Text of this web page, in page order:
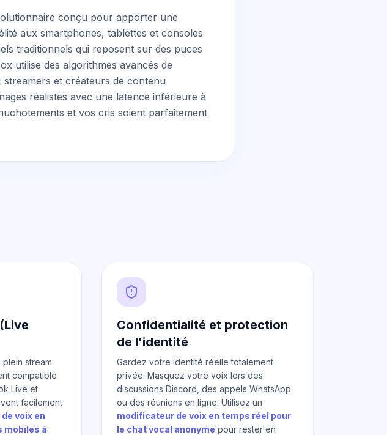
conçu pour apporter une
aux smartphones, tablettes et consoles
traditionnels qui reposent sur des puces
utilise des algorithmes avancés de
et créateurs de contenu
réalistes avec une latence inférieure à
et vos cris soient parfaitement
stream
compatible
Live et
facilement
voix en
mobiles à
Confidentialité et protection
de l'identité
Gardez votre identité réelle totalement
privée. Masquez votre voix lors des
discussions Discord, des appels WhatsApp
ou des réunions en ligne. Utilisez un
modificateur de voix en temps réel pour
le chat vocal anonyme pour rester en